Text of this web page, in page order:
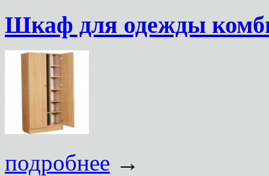
Шкаф для одежды
подробнее →